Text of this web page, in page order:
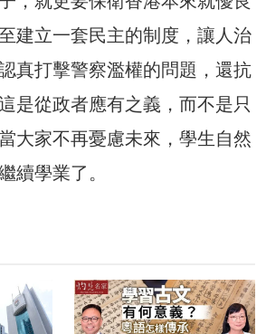
建立一套民主的制度，讓人治
真打擊警察濫權的問題，還抗
是從政者應有之義，而不是只
大家不再憂慮未來，學生自然
續學業了。